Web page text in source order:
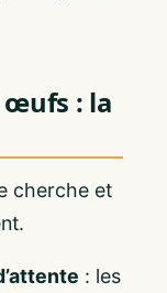
œufs : la
cherche et
: les